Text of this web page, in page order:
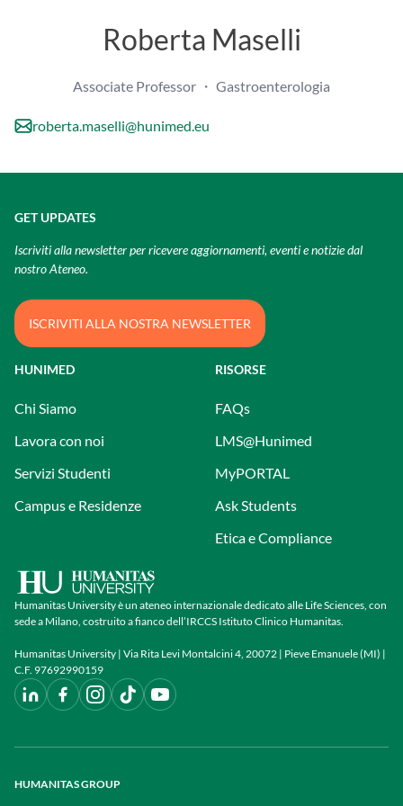
Roberta Maselli
Associate Professor ・ Gastroenterologia
roberta.maselli@hunimed.eu
Humanitas University è un ateneo internazionale dedicato alle Life Sciences, con
sede a Milano, costruito a fianco dell’IRCCS Istituto Clinico Humanitas.
Humanitas University | Via Rita Levi Montalcini 4, 20072 | Pieve Emanuele (MI) |
C.F. 97692990159
HUNIMED
Chi Siamo
Lavora con noi
Servizi Studenti
Campus e Residenze
RISORSE
FAQs
LMS@Hunimed
MyPORTAL
Ask Students
Etica e Compliance
GET UPDATES
Iscriviti alla newsletter per ricevere aggiornamenti, eventi e notizie dal
nostro Ateneo.
ISCRIVITI ALLA NOSTRA NEWSLETTER
HUMANITAS GROUP